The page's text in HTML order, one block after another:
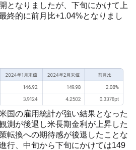
となりましたが、下旬にかけて上
終的に前月比+1.04%となりまし
国の雇用統計が強い結果となった
測が後退し米長期金利が上昇した
転換への期待感が後退したことな
行、中旬から下旬にかけては149